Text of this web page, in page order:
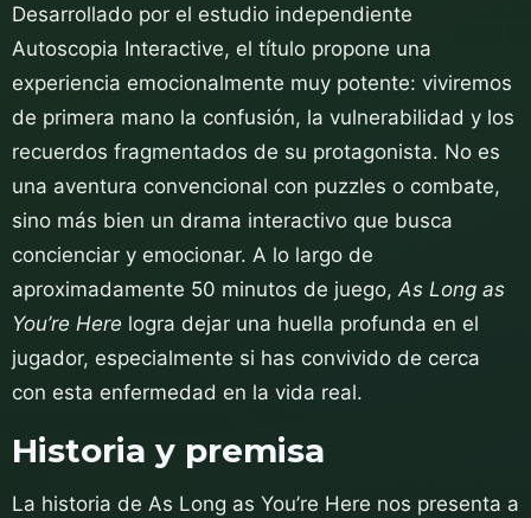
Desarrollado por el estudio independiente
Autoscopia Interactive, el título propone una
experiencia emocionalmente muy potente: viviremos
de primera mano la confusión, la vulnerabilidad y los
recuerdos fragmentados de su protagonista. No es
una aventura convencional con puzzles o combate,
sino más bien un drama interactivo que busca
concienciar y emocionar. A lo largo de
aproximadamente 50 minutos de juego, As Long as
You’re Here logra dejar una huella profunda en el
jugador, especialmente si has convivido de cerca
con esta enfermedad en la vida real.
Historia y premisa
La historia de As Long as You’re Here nos presenta a